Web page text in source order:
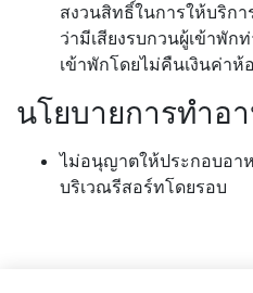
สงวนสิทธิ์ในการให้บริก
ว่ามีเสียงรบกวนผู้เข้าพัก
เข้าพักโดยไม่คืนเงินค่าห้
นโยบายการทำอ
ไม่อนุญาตให้ประกอบอา
บริเวณรีสอร์ทโดยรอบ